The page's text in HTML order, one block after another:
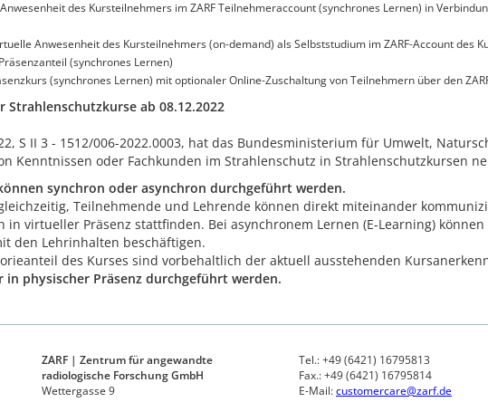
des Kursteilnehmers im ZARF Teilnehmeraccount (synchrones Lernen) in
Anwesenheit des Kursteilnehmers (on-demand) als Selbststudium im ZARF-Account des
(synchrones Lernen)
(synchrones Lernen) mit optionaler Online-Zuschaltung von Teilnehmern über den
ab 08.12.2022
S II 3 - 1512/006-2022.0003, hat das Bundesministerium für Umwelt,
Kenntnissen oder Fachkunden im Strahlenschutz in Strahlenschutzkursen
synchron oder asynchron durchgeführt werden.
Teilnehmende und Lehrende können direkt miteinander
in virtueller Präsenz stattfinden. Bei asynchronem Lernen (E-Learning)
den Lehrinhalten beschäftigen.
des Kurses sind vorbehaltlich der aktuell ausstehenden
in physischer Präsenz durchgeführt werden.
ZARF | Zentrum für angewandte
radiologische Forschung GmbH
Wettergasse 9
Tel.: +49 (6421) 16795813
Fax.: +49 (6421) 16795814
E-Mail:customercare@zarf.de